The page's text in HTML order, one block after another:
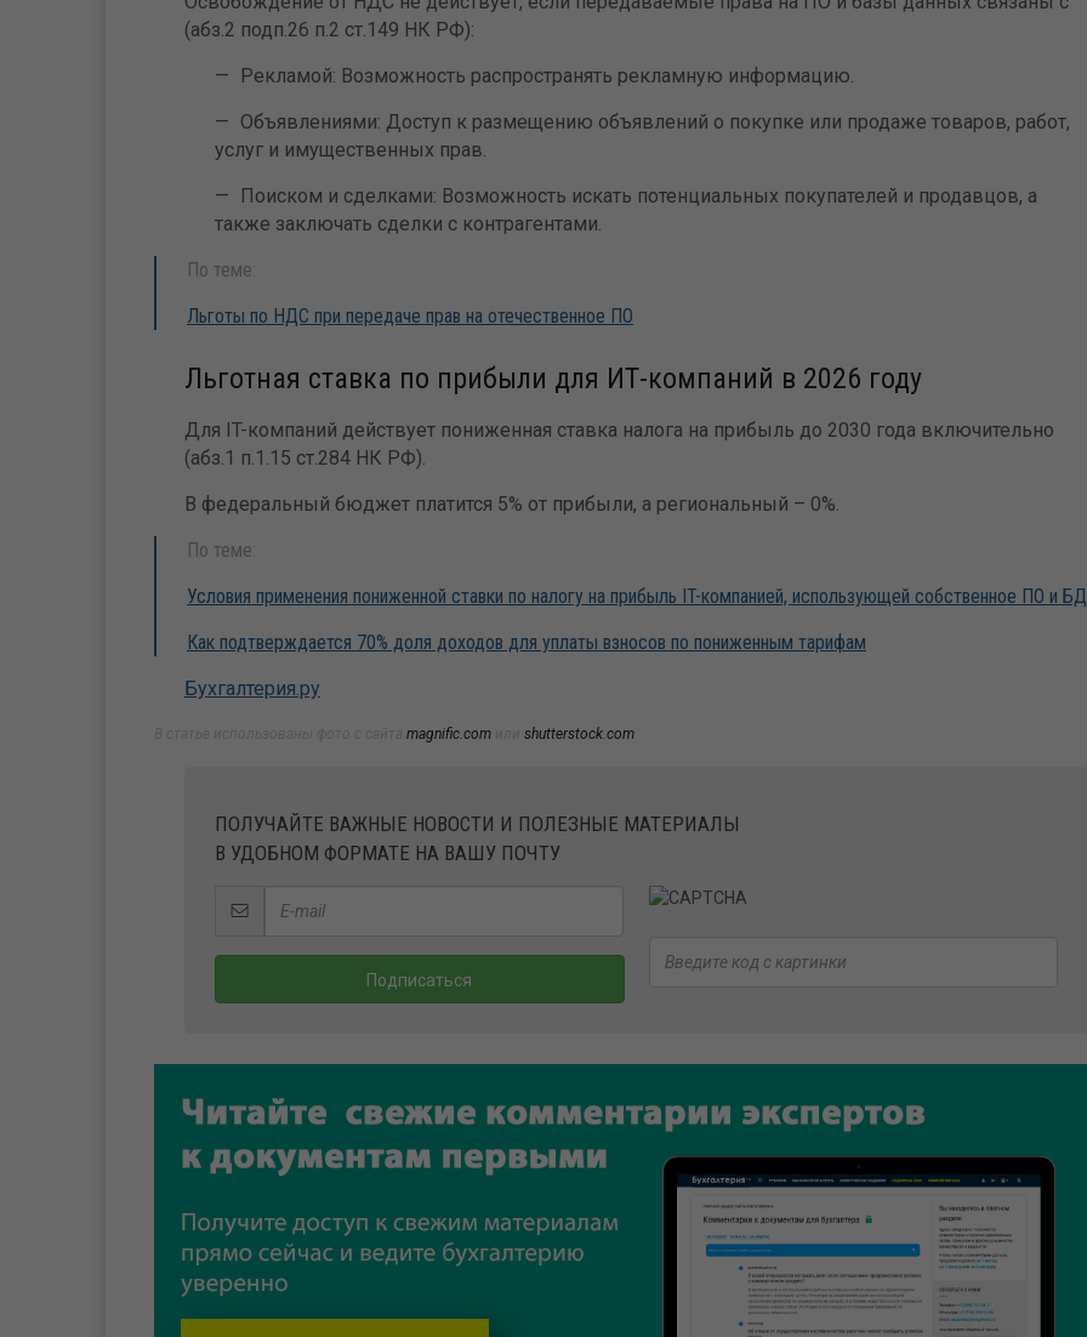
(абз.2 подп.26 п.2 ст.149 НК РФ):
Рекламой: Возможность распространять рекламную информацию.
Объявлениями: Доступ к размещению объявлений о покупке или продаже товаров, работ,
услуг и имущественных прав.
Поиском и сделками: Возможность искать потенциальных покупателей и продавцов, а
также заключать сделки с контрагентами.
По теме:
Льготы по НДС при передаче прав на отечественное ПО
Льготная ставка по прибыли для ИТ-компаний в 2026 году
Для IT-компаний действует пониженная ставка налога на прибыль до 2030 года включительно
(абз.1 п.1.15 ст.284 НК РФ).
В федеральный бюджет платится 5% от прибыли, а региональный – 0%.
По теме:
Условия применения пониженной ставки по налогу на прибыль IT-компанией, использующей собственное ПО и БД
Как подтверждается 70% доля доходов для уплаты взносов по пониженным тарифам
Бухгалтерия.ру
magnific.com shutterstock.com
ПОЛУЧАЙТЕ ВАЖНЫЕ НОВОСТИ И ПОЛЕЗНЫЕ МАТЕРИАЛЫ
В УДОБНОМ ФОРМАТЕ НА ВАШУ ПОЧТУ